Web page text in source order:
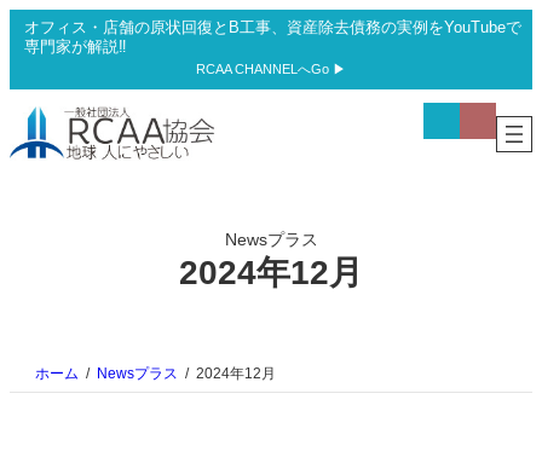
容
ス
プ
オフィス・店舗の原状回復とB工事、資産除去債務の実例をYouTubeで
専門家が解説‼
RCAA CHANNELへGo ▶
コ
コ
Newsプラス
2024年12月
ホーム Newsプラス 2024年12月